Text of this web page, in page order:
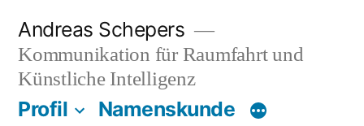
Inhalt
springen
Andreas Schepers
Kommunikation für Raumfahrt und
Künstliche Intelligenz
Profil Namenskunde